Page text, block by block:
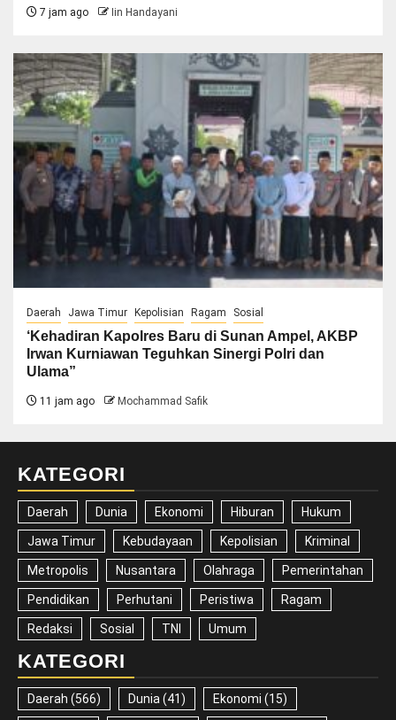
7 jam ago Iin Handayani
Daerah Jawa Timur Kepolisian Ragam Sosial
‘Kehadiran Kapolres Baru di Sunan Ampel, AKBP
Irwan Kurniawan Teguhkan Sinergi Polri dan
Ulama”
11 jam ago Mochammad Safik
KATEGORI
Daerah Dunia Ekonomi Hiburan Hukum
Jawa Timur Kebudayaan Kepolisian Kriminal
Metropolis Nusantara Olahraga Pemerintahan
Pendidikan Perhutani Peristiwa Ragam
Redaksi Sosial TNI Umum
KATEGORI
Daerah (566) Dunia (41) Ekonomi (15)